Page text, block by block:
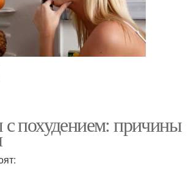
похудением: причины